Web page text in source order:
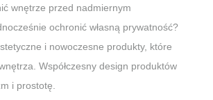
wnętrze przed nadmiernym
ochronić własną prywatność?
i nowoczesne produkty, które
Współczesny design produktów
i prostotę.